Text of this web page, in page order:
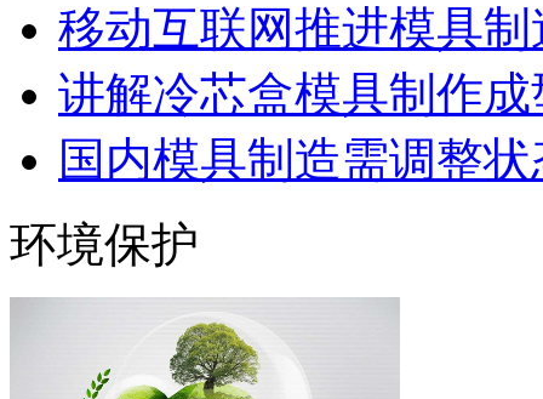
移动互联网推进模具
讲解冷芯盒模具制作
国内模具制造需调整
环境保护